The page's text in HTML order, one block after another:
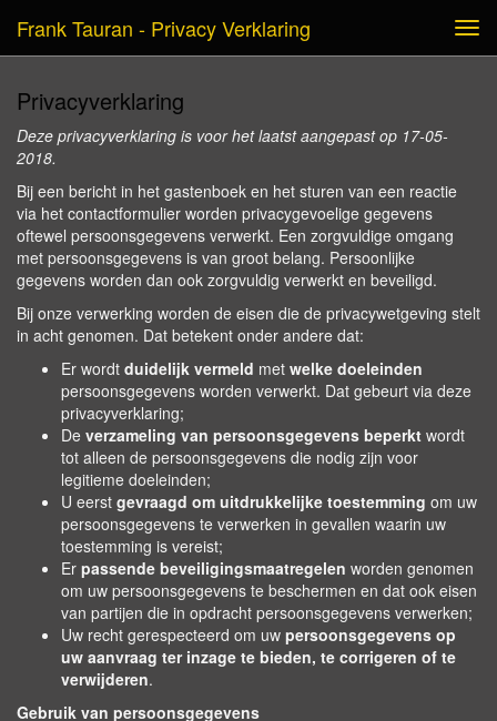
Frank Tauran - Privacy Verklaring
Privacyverklaring
Deze privacyverklaring is voor het laatst aangepast op 17-05-
2018.
Bij een bericht in het gastenboek en het sturen van een reactie
via het contactformulier worden privacygevoelige gegevens
oftewel persoonsgegevens verwerkt. Een zorgvuldige omgang
met persoonsgegevens is van groot belang. Persoonlijke
gegevens worden dan ook zorgvuldig verwerkt en beveiligd.
Bij onze verwerking worden de eisen die de privacywetgeving stelt
in acht genomen. Dat betekent onder andere dat:
Er wordt duidelijk vermeld met welke doeleinden
persoonsgegevens worden verwerkt. Dat gebeurt via deze
privacyverklaring;
De verzameling van persoonsgegevens beperkt wordt
tot alleen de persoonsgegevens die nodig zijn voor
legitieme doeleinden;
U eerst gevraagd om uitdrukkelijke toestemming om uw
persoonsgegevens te verwerken in gevallen waarin uw
toestemming is vereist;
Er passende beveiligingsmaatregelen worden genomen
om uw persoonsgegevens te beschermen en dat ook eisen
van partijen die in opdracht persoonsgegevens verwerken;
Uw recht gerespecteerd om uw persoonsgegevens op
uw aanvraag ter inzage te bieden, te corrigeren of te
verwijderen.
Gebruik van persoonsgegevens